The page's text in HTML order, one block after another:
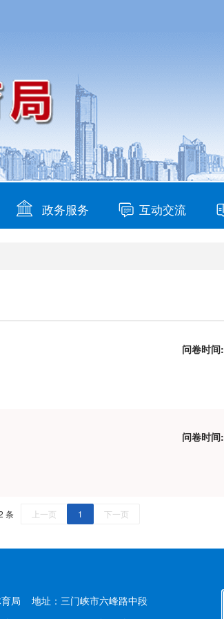
政务服务 互动交流
问卷时间:
问卷时间:
条 上一页 1 下一页
育局
地址：三门峡市六峰路中段